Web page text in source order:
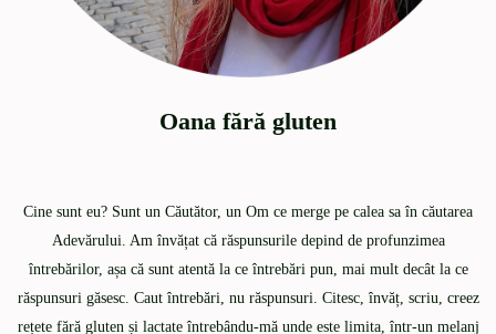
Oana fără gluten
Cine sunt eu? Sunt un Căutător, un Om ce merge pe calea sa în căutarea
Adevărului. Am învățat că răspunsurile depind de profunzimea
întrebărilor, așa că sunt atentă la ce întrebări pun, mai mult decât la ce
răspunsuri găsesc. Caut întrebări, nu răspunsuri. Citesc, învăț, scriu, creez
rețete fără gluten și lactate întrebându-mă unde este limita, într-un melanj